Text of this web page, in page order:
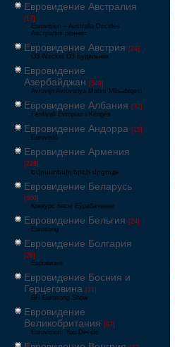
Евровидение Австралия
[17]
Eurovision – Australia Decides
Австралия решает
Евровидение Австрия [24]
Ö3-Wecker Ö3 Будильник
Евровидение
Азербайджан [549]
Avrovijn Avroviziya Mahnı Müsabiqəsi
Евровидение Албания [32]
Festivali Evropian i Këngës
Евровидение Андорра [15]
Eurovisió
Евровидение Армения
[228]
Եվրատեսիլ երգի մրցույթ
Евровидение Беларусь
[600]
Конкурс песні Еўрабачанне
Евровидение Бельгия [24]
Eurosong
Евровидение Болгария
[26]
Евровизия
Евровидение Босния и
Герцеговина [21]
BH Eurosong Show
Евровидение
Великобритания [67]
Eurovision: You Decide